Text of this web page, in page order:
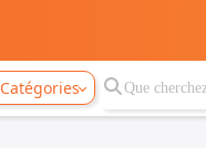
Catégories